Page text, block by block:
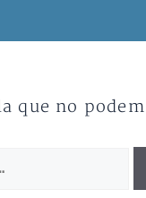
que no